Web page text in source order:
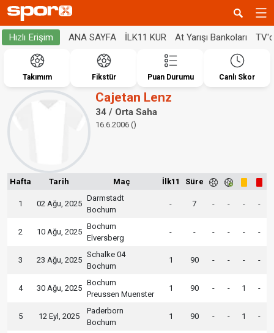
Hızlı Erişim ANA SAYFA İLK11 KUR At Yarışı Bankoları
Takımım Fikstür Puan Durumu Canlı Skor
Cajetan Lenz
34 / Orta Saha
16.6.2006 ()
Hafta Tarih Maç İlk11 Süre
1 02 Ağu, 2025
Darmstadt
Bochum
- 7 - - - -
2 10 Ağu, 2025
Bochum
Elversberg
- - - - - -
3 23 Ağu, 2025
Schalke 04
Bochum
1 90 - - - -
4 30 Ağu, 2025
Bochum
Preussen Muenster
1 90 - - 1 -
5 12 Eyl, 2025
Paderborn
Bochum
1 90 - - 1 -